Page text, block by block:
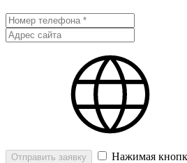
Отправить заявку
Нажимая